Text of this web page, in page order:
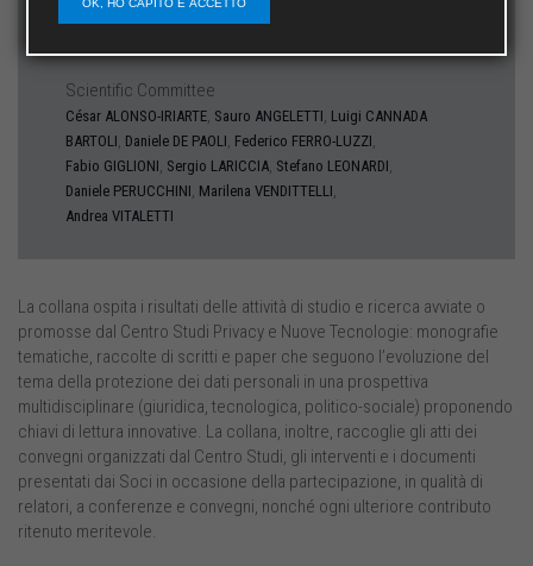
Director
Scientific Committee
César ALONSO-IRIARTE, Sauro ANGELETTI, Luigi CANNADA
BARTOLI, Daniele DE PAOLI, Federico FERRO-LUZZI,
Fabio GIGLIONI, Sergio LARICCIA, Stefano LEONARDI,
Daniele PERUCCHINI, Marilena VENDITTELLI,
Andrea VITALETTI
La collana ospita i risultati delle attività di studio e ricerca avviate o
promosse dal Centro Studi Privacy e Nuove Tecnologie: monografie
tematiche, raccolte di scritti e paper che seguono l’evoluzione del
tema della protezione dei dati personali in una prospettiva
multidisciplinare (giuridica, tecnologica, politico-sociale) proponendo
chiavi di lettura innovative. La collana, inoltre, raccoglie gli atti dei
convegni organizzati dal Centro Studi, gli interventi e i documenti
presentati dai Soci in occasione della partecipazione, in qualità di
relatori, a conferenze e convegni, nonché ogni ulteriore contributo
ritenuto meritevole.
OK, HO CAPITO E ACCETTO